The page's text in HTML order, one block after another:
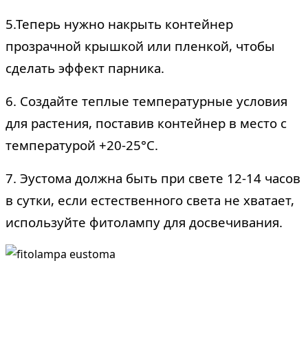
5.Теперь нужно накрыть контейнер
прозрачной крышкой или пленкой, чтобы
сделать эффект парника.
6. Создайте теплые температурные условия
для растения, поставив контейнер в место с
температурой +20-25°C.
7. Эустома должна быть при свете 12-14 часов
в сутки, если естественного света не хватает,
используйте фитолампу для досвечивания.